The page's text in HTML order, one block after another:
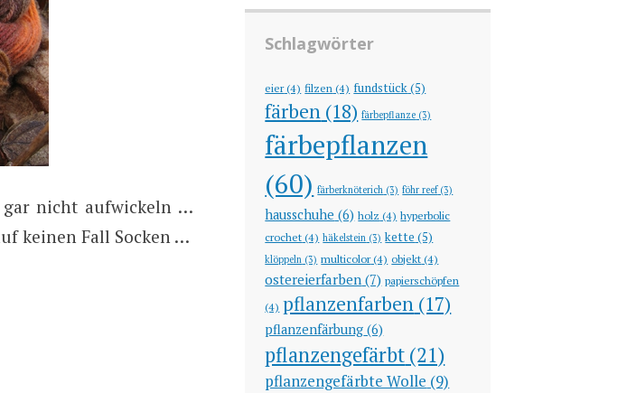
gar nicht aufwickeln …
keinen Fall Socken …
Schlagwörter
eier(4) filzen(4) fundstück(5)
färben (18) färbepflanze (3)
färbepflanzen
(60) färberknöterich (3) föhr reef(3)
hausschuhe (6) holz (4) hyperbolic
crochet(4) häkelstein (3) kette (5)
klöppeln (3) multicolor(4) objekt(4)
ostereierfarben (7) papierschöpfen
(4) pflanzenfarben (17)
pflanzenfärbung (6)
pflanzengefärbt (21)
pflanzengefärbte Wolle (9)